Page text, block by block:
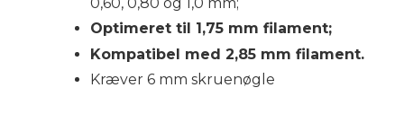
Optimeret til 1,75 mm filament;
Kompatibel med 2,85 mm filament.
Kræver 6 mm skruenøgle